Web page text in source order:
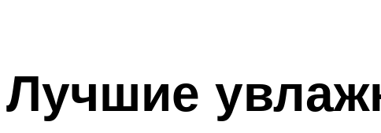
Лучшие